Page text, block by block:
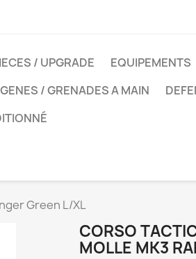
/ UPGRADE EQUIPEMENTS
/ GRENADES A MAIN
Green L/XL
CORSO
MOLLE MK3